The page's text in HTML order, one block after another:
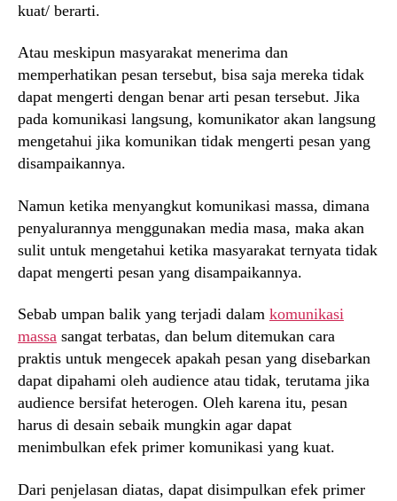
kuat/ berarti.
Atau meskipun masyarakat menerima dan
memperhatikan pesan tersebut, bisa saja mereka tidak
dapat mengerti dengan benar arti pesan tersebut. Jika
pada komunikasi langsung, komunikator akan langsung
mengetahui jika komunikan tidak mengerti pesan yang
disampaikannya.
Namun ketika menyangkut komunikasi massa, dimana
penyalurannya menggunakan media masa, maka akan
sulit untuk mengetahui ketika masyarakat ternyata tidak
dapat mengerti pesan yang disampaikannya.
Sebab umpan balik yang terjadi dalam komunikasi
massa sangat terbatas, dan belum ditemukan cara
praktis untuk mengecek apakah pesan yang disebarkan
dapat dipahami oleh audience atau tidak, terutama jika
audience bersifat heterogen. Oleh karena itu, pesan
harus di desain sebaik mungkin agar dapat
menimbulkan efek primer komunikasi yang kuat.
Dari penjelasan diatas, dapat disimpulkan efek primer